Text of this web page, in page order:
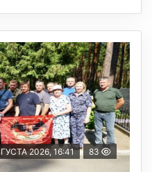
2026, 16:41 83